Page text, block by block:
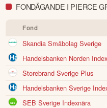
Göran Dahlin
CEO, Pierce Group AB (publ)
Stockholm, 8 May 2026
Denna summering har tagits
Innehållet ska inte ses som
rådgivning. Ta alltid del av
FONDÄGANDE I PIERCE
Fond
Skandia Småbolag Sverige
Handelsbanken Norden
Storebrand Sverige Plus
Handelsbanken Sverige
SEB Sverige Indexnära